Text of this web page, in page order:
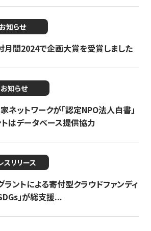
お知らせ
月間2024で企画大賞を受賞しました
お知らせ
ネットワークが「認定NPO法人白書」
はデータベース提供協力
スリリース
ントによる寄付型クラウドファンディ
」が総支援...